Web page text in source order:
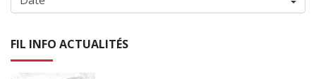
FIL INFO ACTUALITÉS